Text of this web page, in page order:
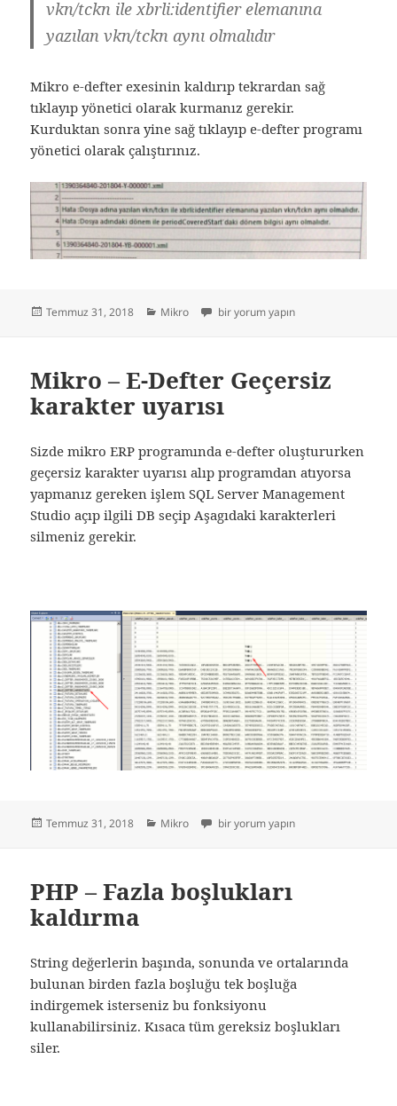
vkn/tckn ile xbrli:identifier elemanına
yazılan vkn/tckn aynı olmalıdır
Mikro e-defter exesinin kaldırıp tekrardan sağ
tıklayıp yönetici olarak kurmanız gerekir.
Kurduktan sonra yine sağ tıklayıp e-defter programı
yönetici olarak çalıştırınız.
Yayın
Temmuz 31, 2018 Kategoriler
Mikro Mikro – E-defter vkn/tckn ile
bir yorum yapın
Mikro – E-Defter Geçersiz
karakter uyarısı
Sizde mikro ERP programında e-defter oluştururken
geçersiz karakter uyarısı alıp programdan atıyorsa
yapmanız gereken işlem SQL Server Management
Studio açıp ilgili DB seçip Aşagıdaki karakterleri
silmeniz gerekir.
Yayın
Temmuz 31, 2018 Kategoriler
Mikro Mikro – E-Defter Geçersiz karakter
bir yorum yapın
PHP – Fazla boşlukları
kaldırma
String değerlerin başında, sonunda ve ortalarında
bulunan birden fazla boşluğu tek boşluğa
indirgemek isterseniz bu fonksiyonu
kullanabilirsiniz. Kısaca tüm gereksiz boşlukları
siler.